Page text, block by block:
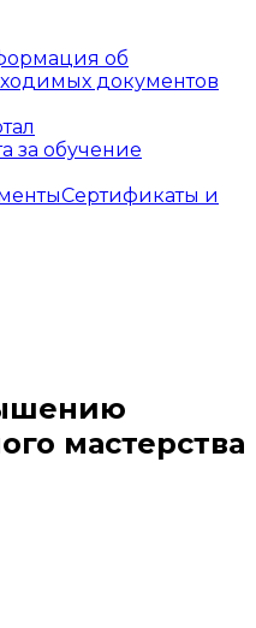
об
документов
за обучение
Сертификаты и
мастерства